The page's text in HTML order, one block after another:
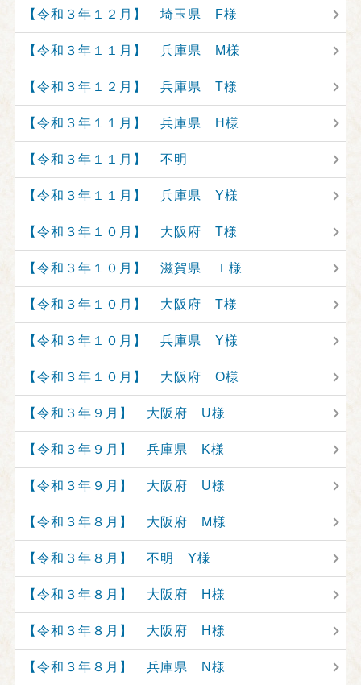
【令和３年１２月】 埼玉県 F様
【令和３年１１月】 兵庫県 M様
【令和３年１２月】 兵庫県 T様
【令和３年１１月】 兵庫県 H様
【令和３年１１月】 不明
【令和３年１１月】 兵庫県 Y様
【令和３年１０月】 大阪府 T様
【令和３年１０月】 滋賀県 Ｉ様
【令和３年１０月】 大阪府 T様
【令和３年１０月】 兵庫県 Y様
【令和３年１０月】 大阪府 O様
【令和３年９月】 大阪府 U様
【令和３年９月】 兵庫県 K様
【令和３年９月】 大阪府 U様
【令和３年８月】 大阪府 M様
【令和３年８月】 不明 Y様
【令和３年８月】 大阪府 H様
【令和３年８月】 大阪府 H様
【令和３年８月】 兵庫県 N様